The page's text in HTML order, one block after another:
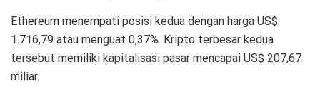
Ethereum menempati posisi kedua dengan harga US$
1.716,79 atau menguat 0,37%. Kripto terbesar kedua
tersebut memiliki kapitalisasi pasar mencapai US$ 207,67
miliar.